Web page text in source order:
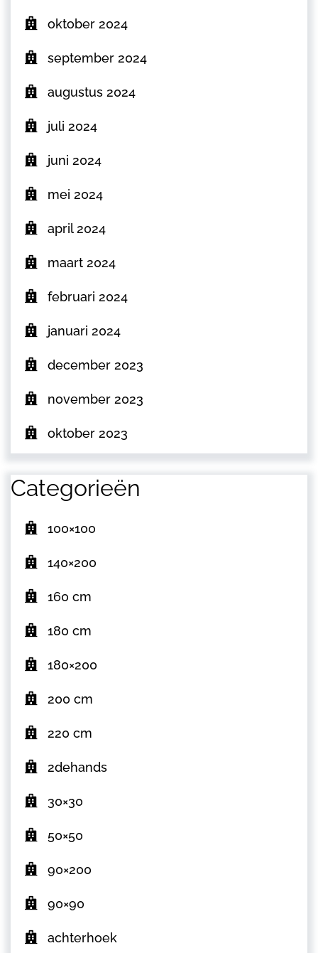
oktober 2024
september 2024
augustus 2024
juli 2024
juni 2024
mei 2024
april 2024
maart 2024
februari 2024
januari 2024
december 2023
november 2023
oktober 2023
Categorieën
100×100
140×200
160 cm
180 cm
180×200
200 cm
220 cm
2dehands
30×30
50×50
90×200
90×90
achterhoek